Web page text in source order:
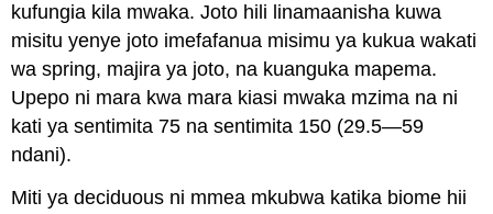
kufungia kila mwaka. Joto hili linamaanisha kuwa
misitu yenye joto imefafanua misimu ya kukua wakati
wa spring, majira ya joto, na kuanguka mapema.
Upepo ni mara kwa mara kiasi mwaka mzima na ni
kati ya sentimita 75 na sentimita 150 (29.5—59
ndani).
Miti ya deciduous ni mmea mkubwa katika biome hii